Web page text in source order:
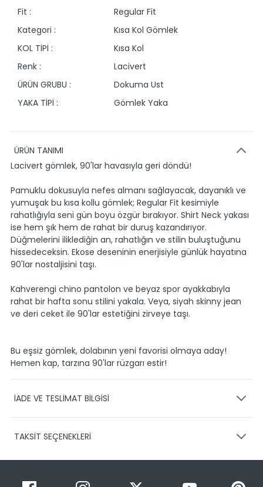
Fit :
Regular Fit
Kategori :
Kısa Kol Gömlek
KOL TİPİ :
Kısa Kol
Renk :
Lacivert
ÜRÜN GRUBU :
Dokuma Ust
YAKA TİPİ :
Gömlek Yaka
ÜRÜN TANIMI
Lacivert gömlek, 90'lar havasıyla geri döndü!
Pamuklu dokusuyla nefes almanı sağlayacak, dayanıklı ve
yumuşak bu kısa kollu gömlek; Regular Fit kesimiyle
rahatlığıyla seni gün boyu özgür bırakıyor. Shirt Neck yakası
ise hem şık hem de rahat bir duruş kazandırıyor.
Düğmelerini iliklediğin an, rahatlığın ve stilin buluştuğunu
hissedeceksin. Ekose deseninin enerjisiyle günlük hayatına
90'lar nostaljisini taşı.
Kahverengi chino pantolon ve beyaz spor ayakkabıyla
rahat bir hafta sonu stilini yakala. Veya, siyah skinny jean
ve deri ceket ile 90'lar estetiğini zirveye taşı.
Bu eşsiz gömlek, dolabının yeni favorisi olmaya aday!
Hemen kap, tarzına 90'lar rüzgarı estir!
İADE VE TESLİMAT BİLGİSİ
Ürünlerinizin gönderimini anlaşmalı olduğumuz PTT,
1-3 iş günü içerisinde kargoya teslim edilir.
Siparişimin kargo takibini nasıl yapabilirim?
TAKSİT SEÇENEKLERİ
Taksit Sayısı Taksit Miktarı
Taksitli Tutar